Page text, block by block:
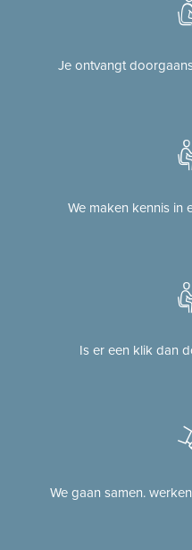
Je ontvangt
We maken kennis in
Is er een klik dan
We gaan samen.